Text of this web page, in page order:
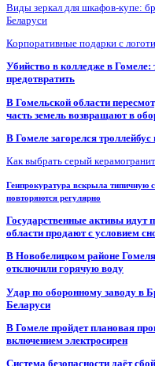
Виды зеркал для шкафов-купе:
Беларуси
Корпоративные подарки с
Убийство в колледже в
предотвратить
В Гомельской области
часть земель возвращают в
В Гомеле загорелся троллейбус
Как выбрать серый
Генпрокуратура вскрыла типичную
повторяются регулярно
Государственные активы идут
области продают с условием
В Новобелицком районе
отключили горячую воду
Удар по оборонному заводу в
Беларуси
В Гомеле пройдет плановая
включением электросирен
Система безопасности даёт